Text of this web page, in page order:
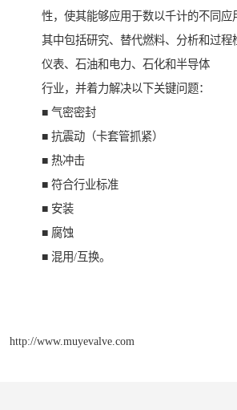
性，使其能够应用于数以千计的不同应
其中包括研究、替代燃料、分析和过程
仪表、石油和电力、石化和半导体
行业，并着力解决以下关键问题：
■ 气密密封
■ 抗震动（卡套管抓紧）
■ 热冲击
■ 符合行业标准
■ 安装
■ 腐蚀
■ 混用/互换。
http://www.muyevalve.com